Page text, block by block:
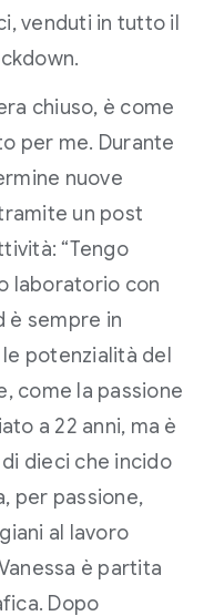
venduti in tutto il
chiuso, è come
per me. Durante
nuove
un post
“Tengo
laboratorio con
è sempre in
potenzialità del
come la passione
a 22 anni, ma è
dieci che incido
per passione,
al lavoro
è partita
Dopo